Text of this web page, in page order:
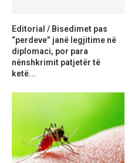
Editorial / Bisedimet pas
“perdeve” janë legjitime në
diplomaci, por para
nënshkrimit patjetër të
ketë...